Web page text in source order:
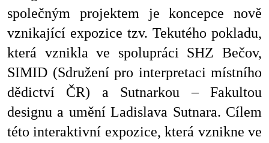
společným projektem je koncepce nově
vznikající expozice tzv. Tekutého pokladu,
která vznikla ve spolupráci SHZ Bečov,
SIMID (Sdružení pro interpretaci místního
dědictví ČR) a Sutnarkou – Fakultou
designu a umění Ladislava Sutnara. Cílem
této interaktivní expozice, která vznikne ve